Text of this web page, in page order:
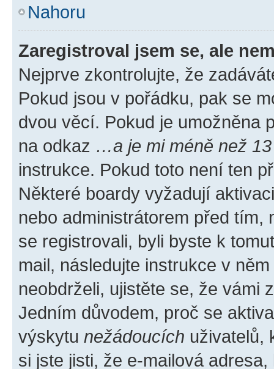
Nahoru
Zaregistroval jsem se, ale
Nejprve zkontrolujte, že
Pokud jsou v pořádku, pak se
dvou věcí. Pokud je umožněna
na odkaz …a je mi méně než
instrukce. Pokud toto není ten
Některé boardy vyžadují
nebo administrátorem před tím,
se registrovali, byli byste k
mail, následujte instrukce v
neobdrželi, ujistěte se, že vámi
Jedním důvodem, proč se
výskytu nežádoucích uživatelů,
si jste jisti, že e-mailová